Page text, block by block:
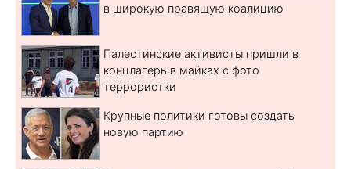
в широкую правящую коалицию
Палестинские активисты пришли в
концлагерь в майках с фото
террористки
Крупные политики готовы создать
новую партию